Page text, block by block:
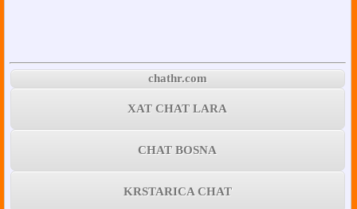
chathr.com
XAT CHAT LARA
CHAT BOSNA
KRSTARICA CHAT